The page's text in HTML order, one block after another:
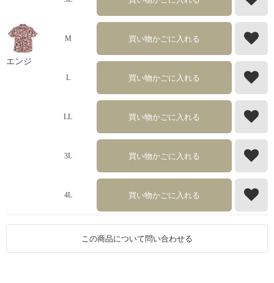
エンジ
M 買い物かごに入れる
L 買い物かごに入れる
LL 買い物かごに入れる
3L 買い物かごに入れる
4L 買い物かごに入れる
この商品について問い合わせる